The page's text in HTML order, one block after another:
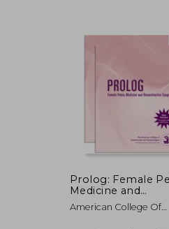
45%
Prolog: Female
Medicine and
Reconstructive
Surgery
American College Of